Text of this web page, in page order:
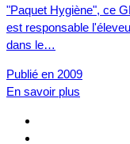
"Paquet Hygiène", ce
est responsable
dans le…
Publié en 2009
En savoir plus